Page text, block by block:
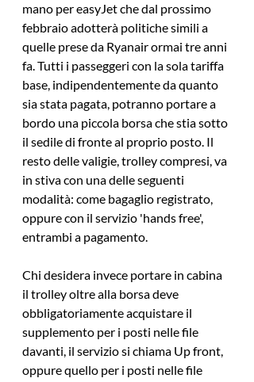
mano per easyJet che dal prossimo
febbraio adotterà politiche simili a
quelle prese da Ryanair ormai tre anni
fa. Tutti i passeggeri con la sola tariffa
base, indipendentemente da quanto
sia stata pagata, potranno portare a
bordo una piccola borsa che stia sotto
il sedile di fronte al proprio posto. Il
resto delle valigie, trolley compresi, va
in stiva con una delle seguenti
modalità: come bagaglio registrato,
oppure con il servizio 'hands free',
entrambi a pagamento.
Chi desidera invece portare in cabina
il trolley oltre alla borsa deve
obbligatoriamente acquistare il
supplemento per i posti nelle file
davanti, il servizio si chiama Up front,
oppure quello per i posti nelle file